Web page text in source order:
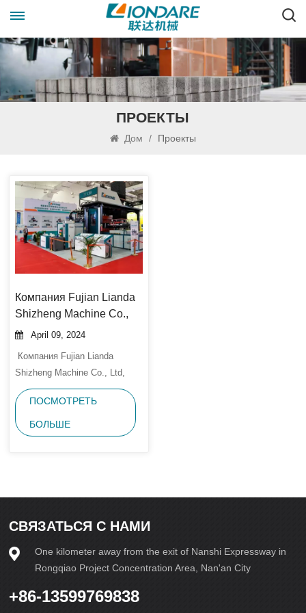
ПРОЕКТЫ
Дом / Проекты
Компания Fujian Lianda
Shizheng Machine Co.,
Ltd сердечно
посетить выставку
Quanzhou Smart Expo
2023 ...
April 09, 2024
Компания Fujian Lianda
Shizheng Machine Co., Ltd,
Являющаяся Экспертом В
Области Автоматических
Машин Для Прессования
Кирпича, Сердечно
2023.Представьте Себе, Что
Инновации И Техноло...
ПОСМОТРЕТЬ
БОЛЬШЕ
СВЯЗАТЬСЯ С НАМИ
One kilometer away from the exit of Nanshi Expressway in
Rongqiao Project Concentration Area, Nan'an City
+86-13599769838